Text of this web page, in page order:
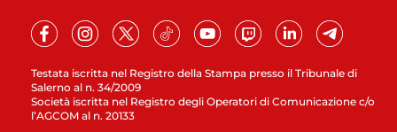
Testata iscritta nel Registro della Stampa presso il Tribunale di
Salerno al n. 34/2009
Società iscritta nel Registro degli Operatori di Comunicazione c/o
l’AGCOM al n. 20133